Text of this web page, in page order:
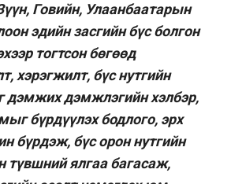
Говийн, Улаанбаатарын
эдийн засгийн бүс болгон
тогтсон бөгөөд
хэрэгжилт, бүс нутгийн
дэмжих дэмжлэгийн хэлбэр,
бүрдүүлэх бодлого, эрх
бүрдэж, бүс орон нутгийн
түвшний ялгаа багасаж,